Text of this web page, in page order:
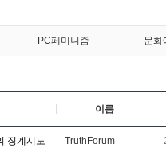
PC페미니즘 문화
이름
징계시도 TruthForum